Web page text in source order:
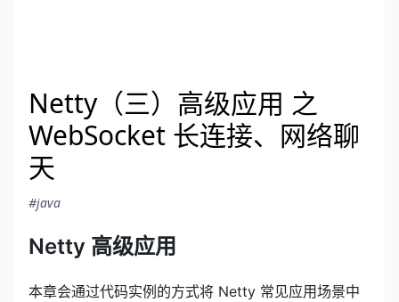
Netty（三）高级应用 之
WebSocket 长连接、网络聊
天
#java
Netty 高级应用
本章会通过代码实例的方式将 Netty 常见应用场景中